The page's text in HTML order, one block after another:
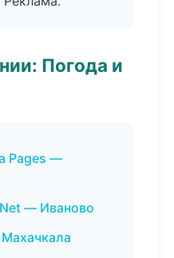
Погода и
Pages —
— Иваново